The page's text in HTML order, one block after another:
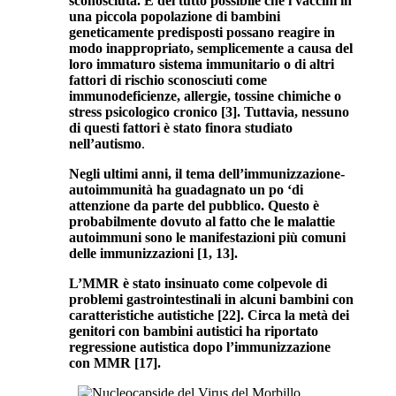
una piccola popolazione di bambini
geneticamente predisposti possano reagire in
modo inappropriato, semplicemente a causa del
loro immaturo sistema immunitario o di altri
fattori di rischio sconosciuti come
immunodeficienze, allergie, tossine chimiche o
stress psicologico cronico [3]. Tuttavia, nessuno
di questi fattori è stato finora studiato
nell’autismo.
Negli ultimi anni, il tema dell’immunizzazione-
autoimmunità ha guadagnato un po ‘di
attenzione da parte del pubblico. Questo è
probabilmente dovuto al fatto che le malattie
autoimmuni sono le manifestazioni più comuni
delle immunizzazioni [1, 13].
L’MMR è stato insinuato come colpevole di
problemi gastrointestinali in alcuni bambini con
caratteristiche autistiche [22]. Circa la metà dei
genitori con bambini autistici ha riportato
regressione autistica dopo l’immunizzazione
con MMR [17].